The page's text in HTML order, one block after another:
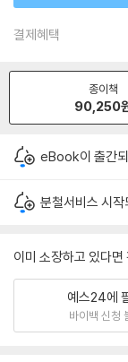
결제혜택
종이책
90,250
eBook이 출간
분철서비스 시
이미 소장하고 있다면
예스24에
바이백 신청